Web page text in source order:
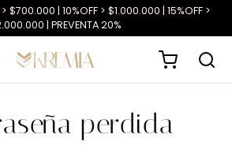
$700.000 | 10%OFF > $1.000.000 | 15%OFF >
| PREVENTA 20%
perdida